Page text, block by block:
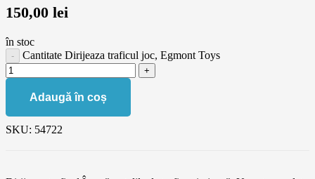
150,00 lei
în stoc
Cantitate Dirijeaza traficul joc, Egmont Toys
Adaugă în coș
SKU: 54722